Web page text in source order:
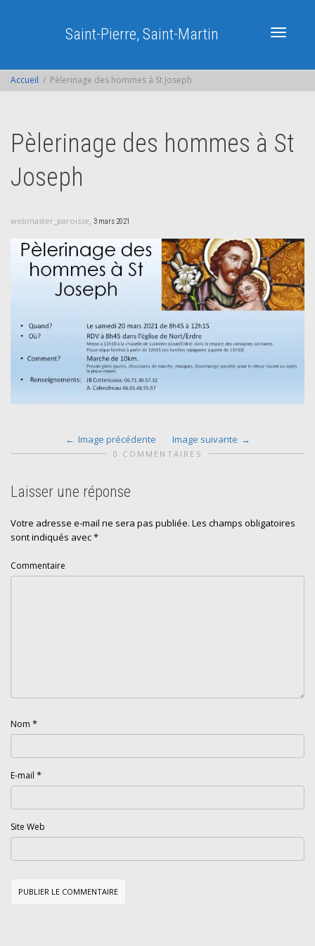
Saint-Pierre, Saint-Martin
Accueil Pèlerinage des hommes à St Joseph
Pèlerinage des hommes à St
Joseph
webmaster_paroisse, 3 mars 2021
Image précédente Image suivante
0 COMMENTAIRES
Laisser une réponse
Votre adresse e-mail ne sera pas publiée. Les champs obligatoires
sont indiqués avec*
Commentaire
Nom *
E-mail *
Site Web